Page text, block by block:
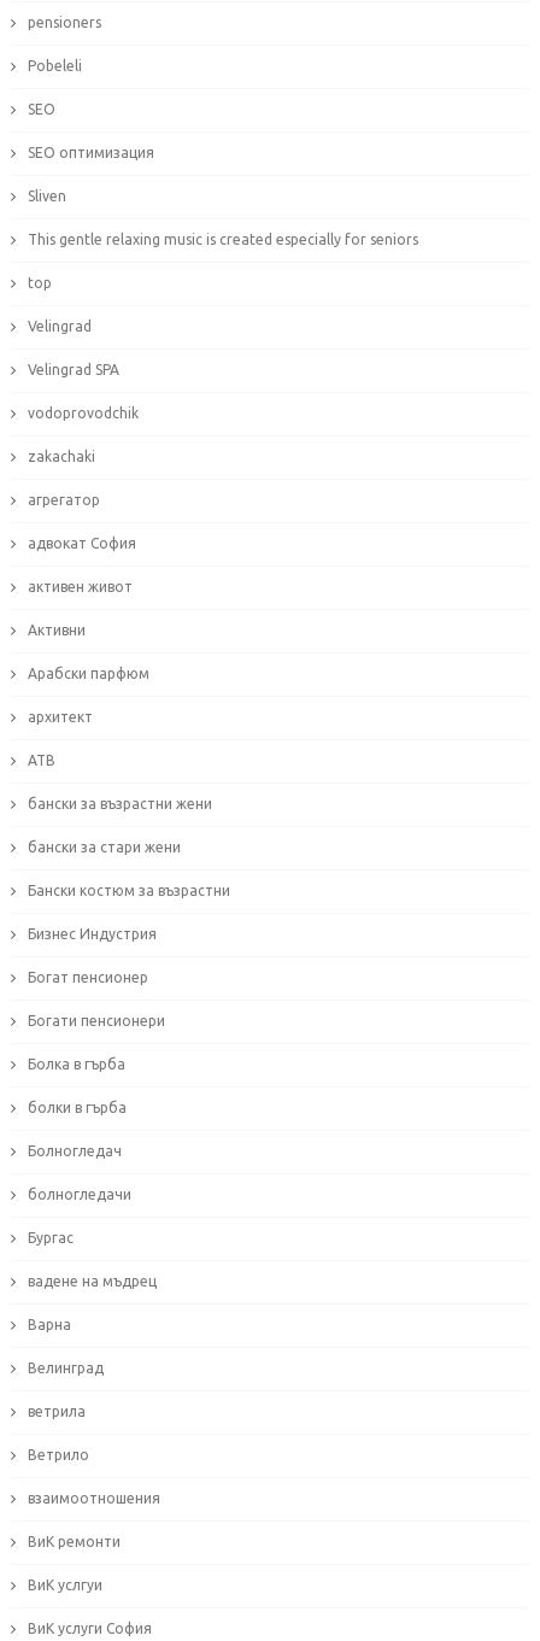
pensioners
Pobeleli
SEO
SEO оптимизация
Sliven
This gentle relaxing music is created especially for seniors
top
Velingrad
Velingrad SPA
vodoprovodchik
zakachaki
агрегатор
адвокат София
активен живот
Активни
Арабски парфюм
архитект
АТВ
бански за възрастни жени
бански за стари жени
Бански костюм за възрастни
Бизнес Индустрия
Богат пенсионер
Богати пенсионери
Болка в гърба
болки в гърба
Болногледач
болногледачи
Бургас
вадене на мъдрец
Варна
Велинград
ветрила
Ветрило
взаимоотношения
ВиК ремонти
ВиК услгуи
ВиК услуги София